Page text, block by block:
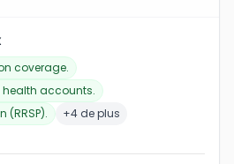
coverage.
accounts.
(RRSP).
+4 de plus